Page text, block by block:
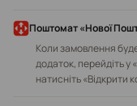
Поштомат «Нової
Коли замовлення
додаток, перейдіть у
натисніть «Відкрити